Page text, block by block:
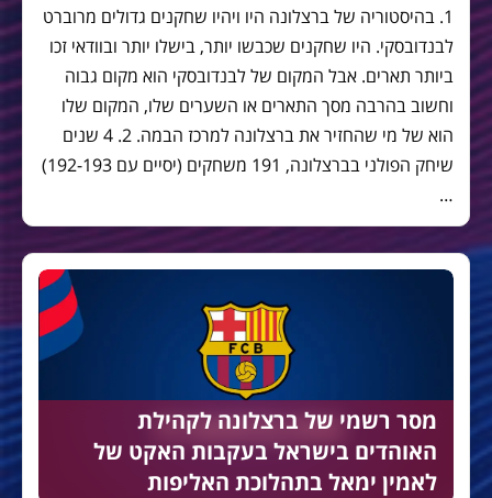
1. בהיסטוריה של ברצלונה היו ויהיו שחקנים גדולים מרוברט
לבנדובסקי. היו שחקנים שכבשו יותר, בישלו יותר ובוודאי זכו
ביותר תארים. אבל המקום של לבנדובסקי הוא מקום גבוה
וחשוב בהרבה מסך התארים או השערים שלו, המקום שלו
הוא של מי שהחזיר את ברצלונה למרכז הבמה. 2. 4 שנים
שיחק הפולני בברצלונה, 191 משחקים (יסיים עם 192-193)
…
מסר רשמי של ברצלונה לקהילת
האוהדים בישראל בעקבות האקט של
לאמין ימאל בתהלוכת האליפות